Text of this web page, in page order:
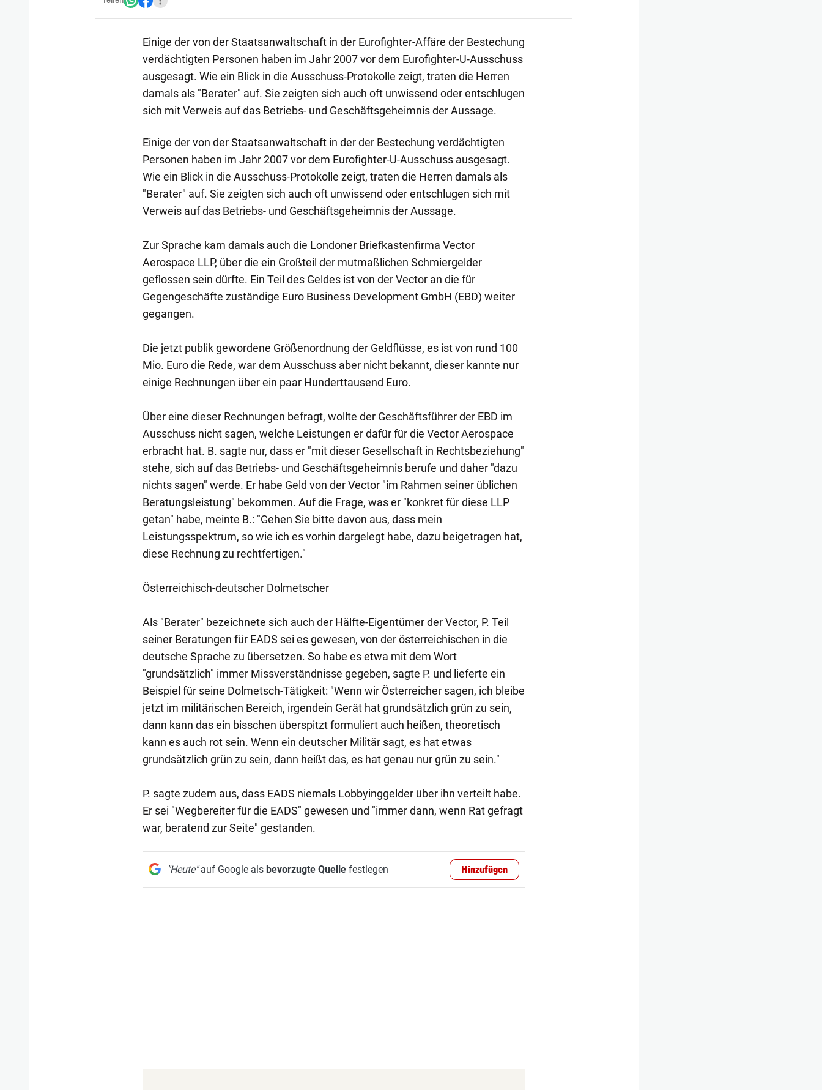
Einige der von der Staatsanwaltschaft in der Eurofighter-Affäre der Bestechung
verdächtigten Personen haben im Jahr 2007 vor dem Eurofighter-U-Ausschuss
ausgesagt. Wie ein Blick in die Ausschuss-Protokolle zeigt, traten die Herren
damals als "Berater" auf. Sie zeigten sich auch oft unwissend oder entschlugen
sich mit Verweis auf das Betriebs- und Geschäftsgeheimnis der Aussage.
Einige der von der Staatsanwaltschaft in der der Bestechung verdächtigten
Personen haben im Jahr 2007 vor dem Eurofighter-U-Ausschuss ausgesagt.
Wie ein Blick in die Ausschuss-Protokolle zeigt, traten die Herren damals als
"Berater" auf. Sie zeigten sich auch oft unwissend oder entschlugen sich mit
Verweis auf das Betriebs- und Geschäftsgeheimnis der Aussage.
Zur Sprache kam damals auch die Londoner Briefkastenfirma Vector
Aerospace LLP, über die ein Großteil der mutmaßlichen Schmiergelder
geflossen sein dürfte. Ein Teil des Geldes ist von der Vector an die für
Gegengeschäfte zuständige Euro Business Development GmbH (EBD) weiter
gegangen.
Die jetzt publik gewordene Größenordnung der Geldflüsse, es ist von rund 100
Mio. Euro die Rede, war dem Ausschuss aber nicht bekannt, dieser kannte nur
einige Rechnungen über ein paar Hunderttausend Euro.
Über eine dieser Rechnungen befragt, wollte der Geschäftsführer der EBD im
Ausschuss nicht sagen, welche Leistungen er dafür für die Vector Aerospace
erbracht hat. B. sagte nur, dass er "mit dieser Gesellschaft in Rechtsbeziehung"
stehe, sich auf das Betriebs- und Geschäftsgeheimnis berufe und daher "dazu
nichts sagen" werde. Er habe Geld von der Vector "im Rahmen seiner üblichen
Beratungsleistung" bekommen. Auf die Frage, was er "konkret für diese LLP
getan" habe, meinte B.: "Gehen Sie bitte davon aus, dass mein
Leistungsspektrum, so wie ich es vorhin dargelegt habe, dazu beigetragen hat,
diese Rechnung zu rechtfertigen."
Österreichisch-deutscher Dolmetscher
Als "Berater" bezeichnete sich auch der Hälfte-Eigentümer der Vector, P. Teil
seiner Beratungen für EADS sei es gewesen, von der österreichischen in die
deutsche Sprache zu übersetzen. So habe es etwa mit dem Wort
"grundsätzlich" immer Missverständnisse gegeben, sagte P. und lieferte ein
Beispiel für seine Dolmetsch-Tätigkeit: "Wenn wir Österreicher sagen, ich bleibe
jetzt im militärischen Bereich, irgendein Gerät hat grundsätzlich grün zu sein,
dann kann das ein bisschen überspitzt formuliert auch heißen, theoretisch
kann es auch rot sein. Wenn ein deutscher Militär sagt, es hat etwas
grundsätzlich grün zu sein, dann heißt das, es hat genau nur grün zu sein."
P. sagte zudem aus, dass EADS niemals Lobbyinggelder über ihn verteilt habe.
Er sei "Wegbereiter für die EADS" gewesen und "immer dann, wenn Rat gefragt
war, beratend zur Seite" gestanden.
"Heute"auf Google als bevorzugte Quellefestlegen Hinzufügen